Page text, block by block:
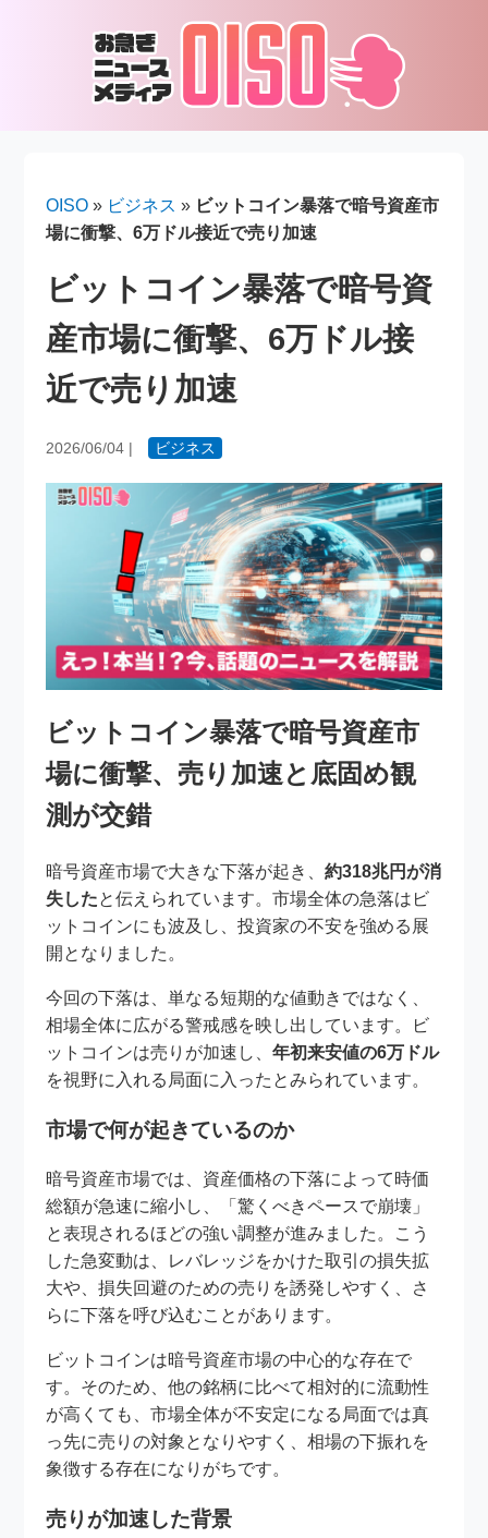
OISO » ビジネス » ビットコイン暴落で暗号資産市
場に衝撃、6万ドル接近で売り加速
ビットコイン暴落で暗号資
産市場に衝撃、6万ドル接
近で売り加速
2026/06/04 | ビジネス
ビットコイン暴落で暗号資産市
場に衝撃、売り加速と底固め観
測が交錯
暗号資産市場で大きな下落が起き、約318兆円が消
失したと伝えられています。市場全体の急落はビ
ットコインにも波及し、投資家の不安を強める展
開となりました。
今回の下落は、単なる短期的な値動きではなく、
相場全体に広がる警戒感を映し出しています。ビ
ットコインは売りが加速し、年初来安値の6万ドル
を視野に入れる局面に入ったとみられています。
市場で何が起きているのか
暗号資産市場では、資産価格の下落によって時価
総額が急速に縮小し、「驚くべきペースで崩壊」
と表現されるほどの強い調整が進みました。こう
した急変動は、レバレッジをかけた取引の損失拡
大や、損失回避のための売りを誘発しやすく、さ
らに下落を呼び込むことがあります。
ビットコインは暗号資産市場の中心的な存在で
す。そのため、他の銘柄に比べて相対的に流動性
が高くても、市場全体が不安定になる局面では真
っ先に売りの対象となりやすく、相場の下振れを
象徴する存在になりがちです。
売りが加速した背景